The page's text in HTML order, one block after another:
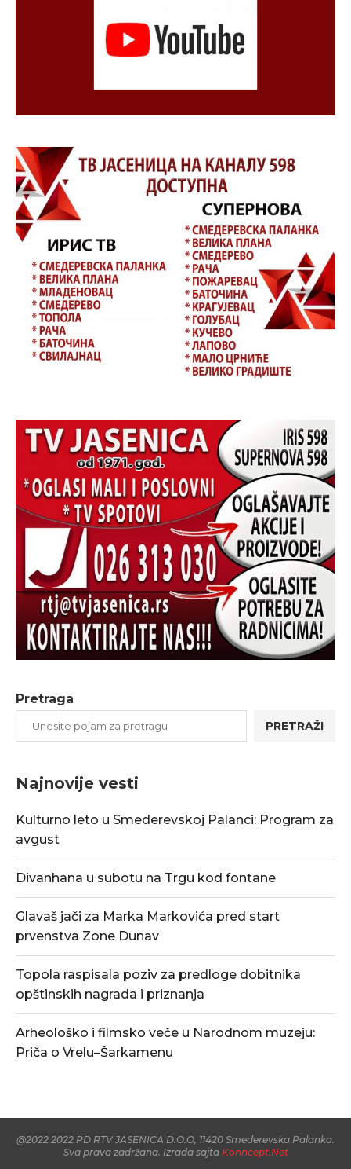
Pretraga
PRETRAŽI
Najnovije vesti
Kulturno leto u Smederevskoj Palanci: Program za
avgust
Divanhana u subotu na Trgu kod fontane
Glavaš jači za Marka Markovića pred start
prvenstva Zone Dunav
Topola raspisala poziv za predloge dobitnika
opštinskih nagrada i priznanja
Arheološko i filmsko veče u Narodnom muzeju:
Priča o Vrelu–Šarkamenu
@2022 2022 PD RTV JASENICA D.O.O, 11420 Smederevska Palanka.
Sva prava zadržana. Izrada sajta Konncept.Net